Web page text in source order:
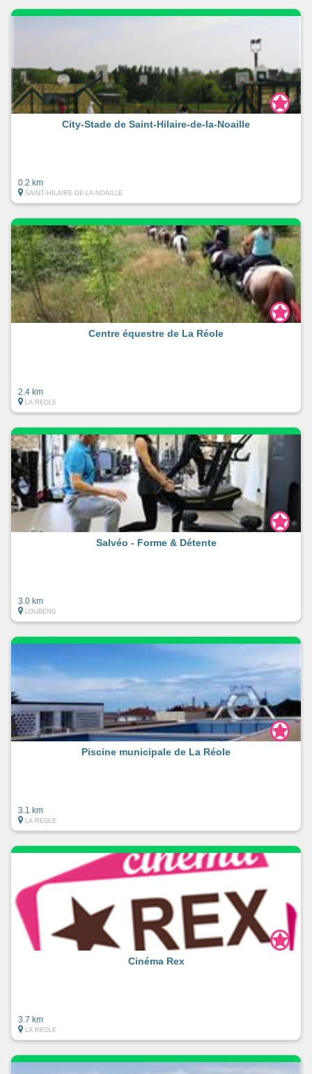
Cité fluviale millénaire à La Réole
City-Stade de Saint-Hilaire-de-la-Noaille
0.2 km
SAINT-HILAIRE-DE-LA-NOAILLE
Centre équestre de La Réole
2.4 km
LA REOLE
Salvéo - Forme & Détente
3.0 km
LOUBENS
Piscine municipale de La Réole
3.1 km
LA REOLE
Cinéma Rex
3.7 km
LA REOLE